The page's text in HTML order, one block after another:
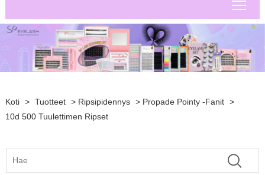
Koti > Tuotteet > Ripsipidennys > Propade Pointy -fanit >
10d 500 Tuulettimen Ripset